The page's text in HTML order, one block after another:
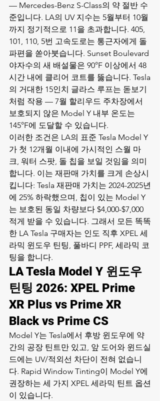
— Mercedes-Benz S-Class의 약 절반 수
준입니다. LA의 UV 지수는 5월부터 10월
까지 정기적으로 11을 초과합니다. 405,
101, 110, 5번 고속도로는 통근자에게 돌
파편을 쏟아붓습니다. Sunset Boulevard
야자수의 새 배설물은 90°F 이상에서 48
시간 내에 클리어 코트를 뚫습니다. Tesla
의 거대한 15인치 글라스 루프는 돋보기
처럼 작용 — 7월 할리우드 주차장에서
보호되지 않은 Model Y 내부 온도는
145°F에 도달할 수 있습니다.
이러한 조건은 LA의 표준 Tesla Model Y
가 첫 12개월 이내에 가시적인 스월 마
크, 워터 스팟, 돌 칩을 보일 것임을 의미
합니다. 이는 재판매 가치를 크게 손상시
킵니다: Tesla 재판매 가치는 2024-2025년
에 25% 하락했으며, 칩이 있는 Model Y
는 보호된 동일 차량보다 $4,000-$7,000
적게 받을 수 있습니다. 그래서 모든 똑똑
한 LA Tesla 구매자는 인도 직후 XPEL 세
라믹 윈도우 틴팅, 풀바디 PPF, 세라믹 코
팅을 합니다.
LA Tesla Model Y 윈도우
틴팅 2026: XPEL Prime
XR Plus vs Prime XR
Black vs Prime CS
Model Y는 Tesla에서 후방 윈도우에 약
간의 공장 틴트만 있고, 앞 도어와 윈드실
드에는 UV/적외선 차단이 전혀 없습니
다. Rapid Window Tinting이 Model Y에
권장하는 세 가지 XPEL 세라믹 틴트 옵션
이 있습니다.